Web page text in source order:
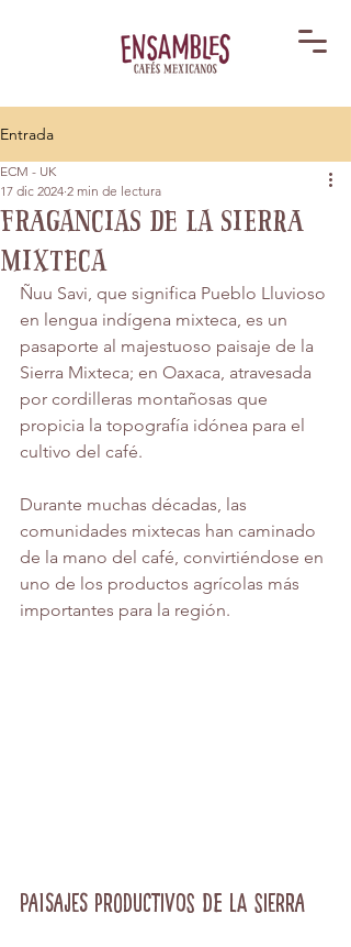
Entrada
Fragancias de la Sierra
Mixteca
ECM - UK
17 dic 2024 2 min de lectura
Ñuu Savi, que significa Pueblo Lluvioso
en lengua indígena mixteca, es un
pasaporte al majestuoso paisaje de la
Sierra Mixteca; en Oaxaca, atravesada
por cordilleras montañosas que
propicia la topografía idónea para el
cultivo del café.
Durante muchas décadas, las
comunidades mixtecas han caminado
de la mano del café, convirtiéndose en
uno de los productos agrícolas más
importantes para la región.
Paisajes productivos de la Sierra